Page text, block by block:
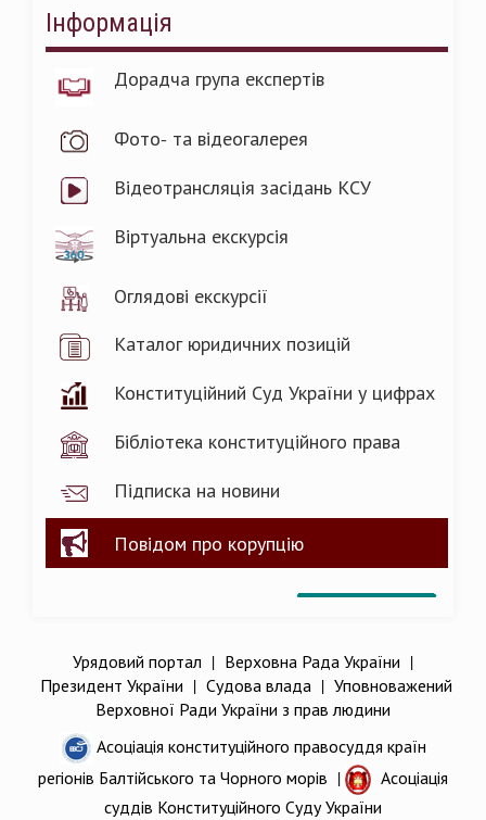
Інформація
Дорадча група експертів
Фото- та відеогалерея
Відеотрансляція засідань КСУ
Віртуальна екскурсія
Оглядові екскурсії
Каталог юридичних позицій
Конституційний Суд України у цифрах
Бібліотека конституційного права
Підписка на новини
Повідом про корупцію
Урядовий портал | Верховна Рада України |
Президент України | Судова влада| Уповноважений
Верховної Ради України з прав людини
Асоціація конституційного правосуддя країн
регіонів Балтійського та Чорного морів |
Асоціація
суддів Конституційного Суду України